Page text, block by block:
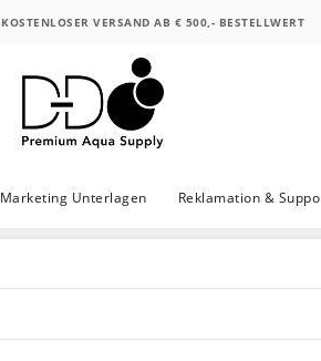
KOSTENLOSER VERSAND AB € 500,- BESTELLWERT
Marketing Unterlagen Reklamation &